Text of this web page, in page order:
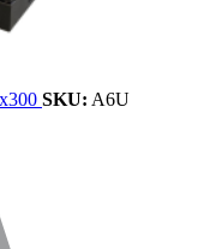
SKU: A6U